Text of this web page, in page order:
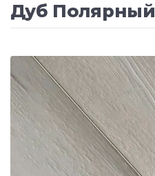
Дуб Полярный